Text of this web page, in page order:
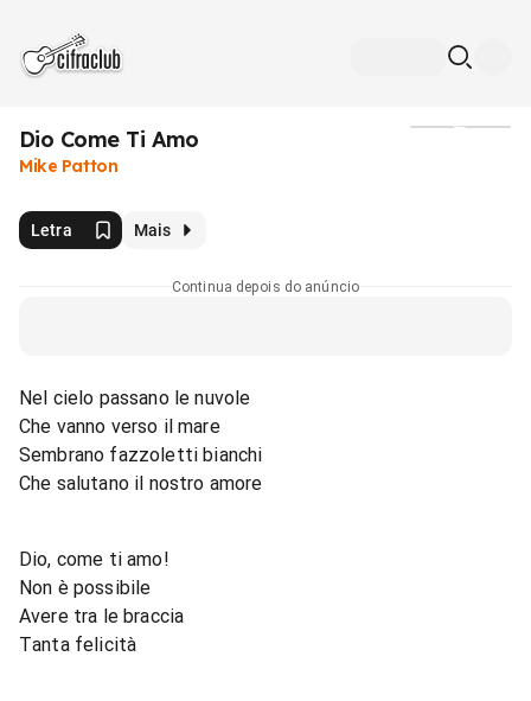
Dio Come Ti Amo
Mike Patton
Letra Mais
Continua depois do anúncio
Nel cielo passano le nuvole
Che vanno verso il mare
Sembrano fazzoletti bianchi
Che salutano il nostro amore
Dio, come ti amo!
Non è possibile
Avere tra le braccia
Tanta felicità